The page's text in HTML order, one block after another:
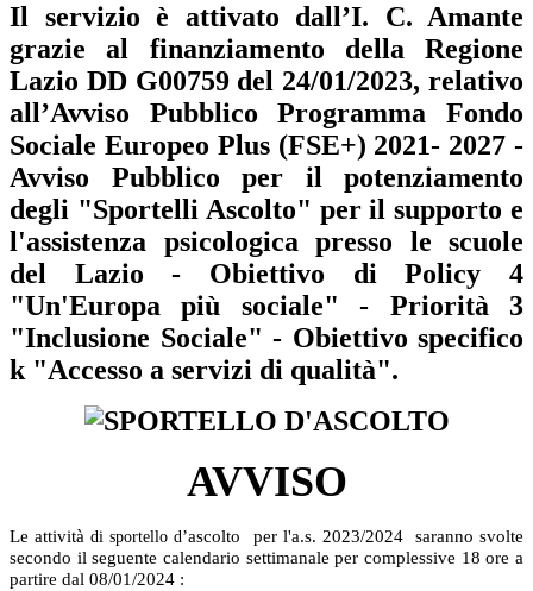
Il servizio è attivato dall’I. C. Amante
grazie al finanziamento della Regione
Lazio DD G00759 del 24/01/2023, relativo
all’Avviso Pubblico Programma Fondo
Sociale Europeo Plus (FSE+) 2021- 2027 -
Avviso Pubblico per il potenziamento
degli "Sportelli Ascolto" per il supporto e
l'assistenza psicologica presso le scuole
del Lazio - Obiettivo di Policy 4
"Un'Europa più sociale" - Priorità 3
"Inclusione Sociale" - Obiettivo specifico
k "Accesso a servizi di qualità".
AVVISO
Le attività di sportello d’ascolto per l'a.s. 2023/2024 saranno svolte
secondo il seguente calendario settimanale per complessive 18 ore a
partire dal 08/01/2024 :